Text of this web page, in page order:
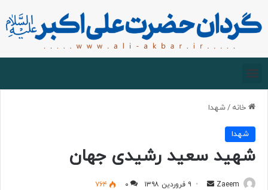
خانه /شهدا
شهدا
شهید سعید رشیدی جهان
Zaeem ۹ فروردین ۱۳۹۸ ۰
۷۶۴